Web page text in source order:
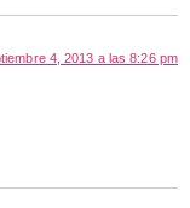
4, 2013 a las 8:26 pm